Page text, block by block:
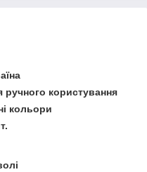
ручного користування
кольори